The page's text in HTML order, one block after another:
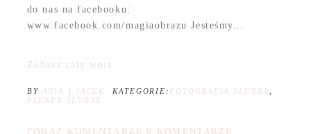
do nas na facebooku:
www.facebook.com/magiaobrazu Jesteśmy...
Zobacz cały wpis
BY ANIA I JACEK KATEGORIE: FOTOGRAFIA ŚLUBNA
PLENER ŚLUBNY
POKAŻ KOMENTARZE 0 KOMENTARZE